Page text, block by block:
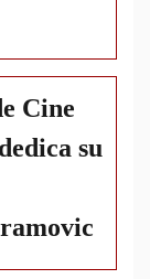
Cine
su